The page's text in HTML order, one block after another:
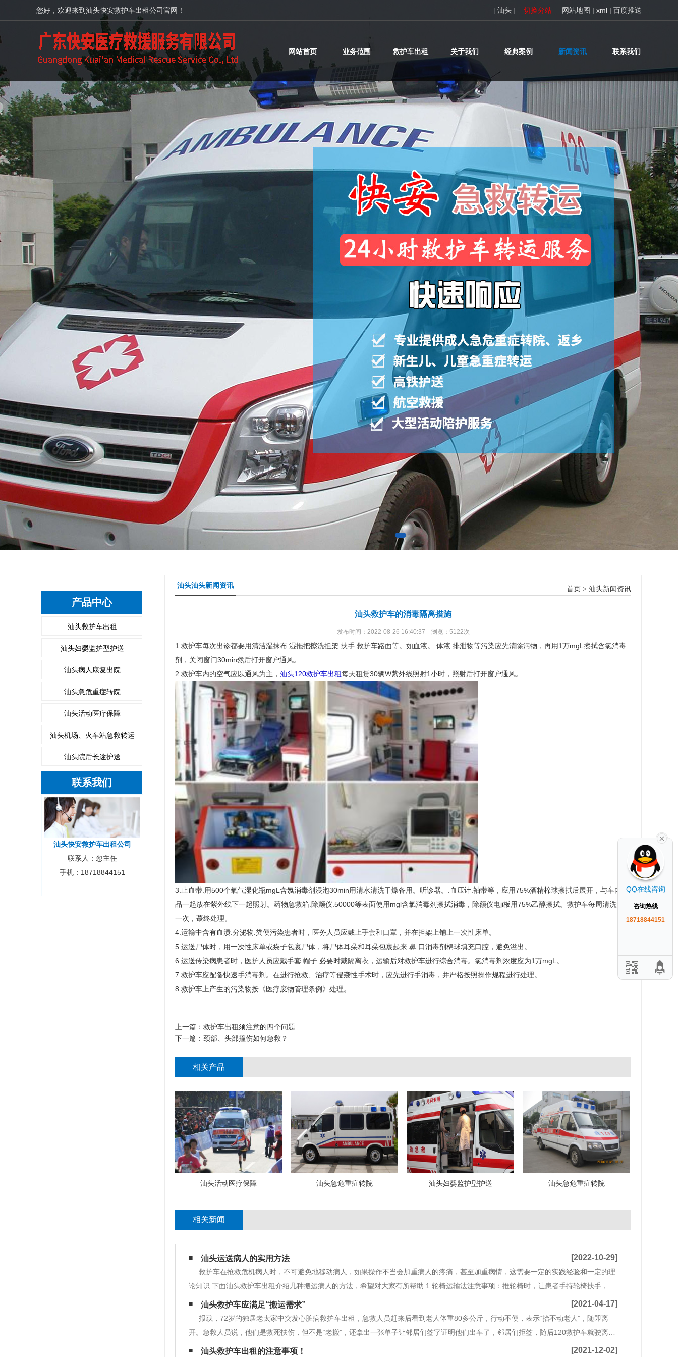
您好，欢迎来到汕头快安救护车出租公司官网！ [ 汕头 ] 切换分站 网站地图 | xml | 百度推送
网站首页 业务范围 救护车出租 关于我们 经典案例 新闻资讯 联系我们
产品中心
汕头救护车出租
汕头妇婴监护型护送
汕头病人康复出院
汕头急危重症转院
汕头活动医疗保障
汕头机场、火车站急救转运
汕头院后长途护送
联系我们
汕头快安救护车出租公司
联系人：忽主任
手机：18718844151
汕头汕头新闻资讯 首页 > 汕头新闻资讯
汕头救护车的消毒隔离措施
发布时间：2022-08-26 16:40:37 浏览：5122次
1.救护车每次出诊都要用清洁湿抹布.湿拖把擦洗担架.扶手.救护车路面等。如血液。.体液.排泄物等污染应先清除污物，再用1万mgL擦拭含氯消毒
剂，关闭窗门30min然后打开窗户通风。
2.救护车内的空气应以通风为主， 汕头120救护车出租每天租赁30辆W紫外线照射1小时，照射后打开窗户通风。
3.止血带.用500个氧气湿化瓶mgL含氯消毒剂浸泡30min用清水清洗干燥备用。听诊器。.血压计.袖带等，应用75%酒精棉球擦拭后展开，与车内物
品一起放在紫外线下一起照射。药物急救箱.除颤仪.50000等表面使用mgl含氯消毒剂擦拭消毒，除额仪电ji板用75%乙醇擦拭。救护车每周清洗消毒
一次，蕞终处理。
4.运输中含有血渍.分泌物.粪便污染患者时，医务人员应戴上手套和口罩，并在担架上铺上一次性床单。
5.运送尸体时，用一次性床单或袋子包裹尸体，将尸体耳朵和耳朵包裹起来.鼻.口消毒剂棉球填充口腔，避免溢出。
6.运送传染病患者时，医护人员应戴手套.帽子.必要时戴隔离衣，运输后对救护车进行综合消毒。氯消毒剂浓度应为1万mgL。
7.救护车应配备快速手消毒剂。在进行抢救、治疗等侵袭性手术时，应先进行手消毒，并严格按照操作规程进行处理。
8.救护车上产生的污染物按《医疗废物管理条例》处理。
上一篇： 救护车出租须注意的四个问题
下一篇： 颈部、头部撞伤如何急救？
相关产品
汕头活动医疗保障 汕头急危重症转院 汕头妇婴监护型护送 汕头急危重症转院
相关新闻
汕头运送病人的实用方法 [2022-10-29]
救护车在抢救危机病人时，不可避免地移动病人，如果操作不当会加重病人的疼痛，甚至加重病情，这需要一定的实践经验和一定的理
论知识.下面汕头救护车出租介绍几种搬运病人的方法，希望对大家有所帮助.1.轮椅运输法注意事项：推轮椅时，让患者手持轮椅扶手，身
体尽量向后靠，不要向前倾或下轮椅；随时观察病人的病情。下坡时要减速，以免病人感到不适或发生意外。2.平车运输法注：按上半
身、臀部、下肢顺序向平车移动，头部躺
汕头救护车应满足“搬运需求” [2021-04-17]
报载，72岁的独居老太家中突发心脏病救护车出租，急救人员赶来后看到老人体重80多公斤，行动不便，表示“抬不动老人”，随即离
开。急救人员说，他们是救死扶伤，但不是“老搬”，还拿出一张单子让邻居们签字证明他们出车了，邻居们拒签，随后120救护车就驶离了
小区。还是在警察协助下将老人送至医院。广州市跨省救护车转院这件事公说公有理，婆说婆有理，引起网友不少争议。对于病人家属而
汕头救护车出租的注意事项！ [2021-12-02]
QQ在线咨询
咨询热线
18718844151